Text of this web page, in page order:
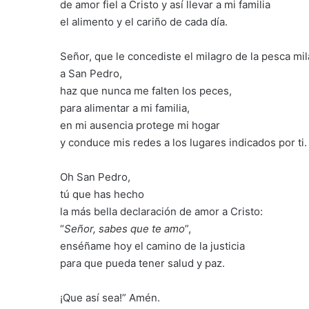
de amor fiel a Cristo y así llevar a mi familia
el alimento y el cariño de cada día.
Señor, que le concediste el milagro de la pesca
a San Pedro,
haz que nunca me falten los peces,
para alimentar a mi familia,
en mi ausencia protege mi hogar
y conduce mis redes a los lugares indicados por ti.
Oh San Pedro,
tú que has hecho
la más bella declaración de amor a Cristo:
“Señor, sabes que te amo”,
enséñame hoy el camino de la justicia
para que pueda tener salud y paz.
¡Que así sea!” Amén.